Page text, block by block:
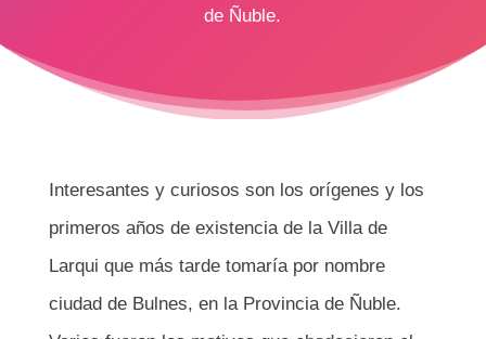
de Ñuble.
Interesantes y curiosos son los orígenes y los
primeros años de existencia de la Villa de
Larqui que más tarde tomaría por nombre
ciudad de Bulnes, en la Provincia de Ñuble.